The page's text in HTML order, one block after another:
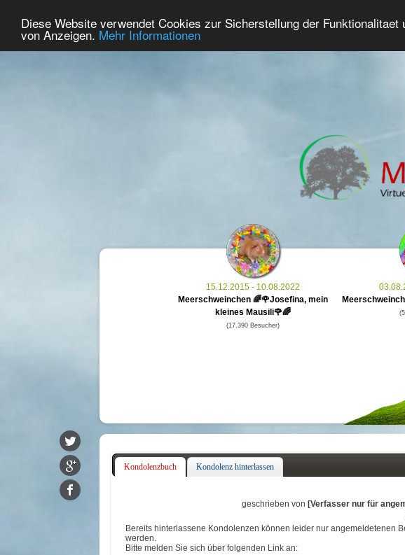
Diese Website verwendet Cookies zur Sicherstellung der
von Anzeigen. Mehr Informationen
Home Premium Gedenken
15.12.2015 - 10.08.2022
Meerschweinchen 🌈🌹Josefina, mein
kleines Mausili🌹🌈
(17.390 Besucher)
Kondolenzbuch Kondolenz hinterlassen
geschrieben von[Verfasser nur für
Bereits hinterlassene Kondolenzen können leider nur angemeldetenen
werden.
Bitte melden Sie sich über folgenden Link an: